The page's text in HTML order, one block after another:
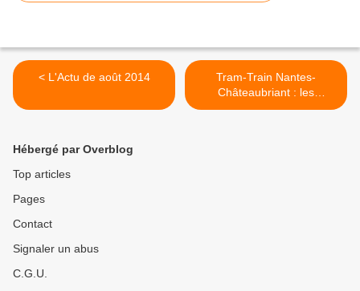
< L'Actu de août 2014
Tram-Train Nantes-
Châteaubriant : les
conducteurs en grève et la
Hébergé par Overblog
Top articles
Pages
Contact
Signaler un abus
C.G.U.